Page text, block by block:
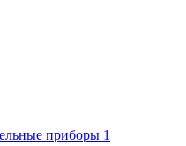
приборы 1